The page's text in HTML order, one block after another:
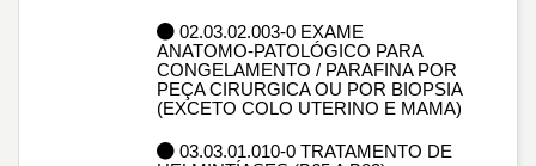
02.03.02.003-0 EXAME
ANATOMO-PATOLÓGICO PARA
CONGELAMENTO / PARAFINA POR
PEÇA CIRURGICA OU POR BIOPSIA
(EXCETO COLO UTERINO E MAMA)
03.03.01.010-0 TRATAMENTO DE